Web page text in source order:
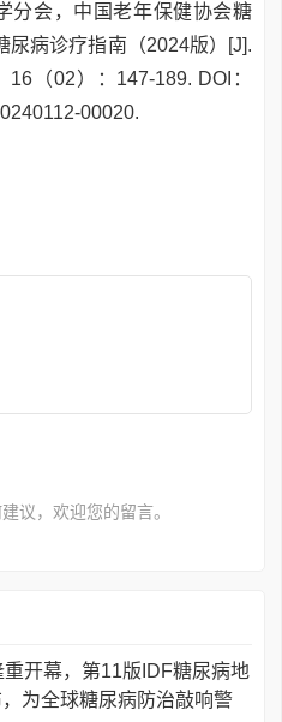
分会，中国老年保健协会糖
尿病诊疗指南（2024版）[J].
（02）：147-189. DOI：
00020.
议，欢迎您的留言。
重开幕，第11版IDF糖尿病地
为全球糖尿病防治敲响警